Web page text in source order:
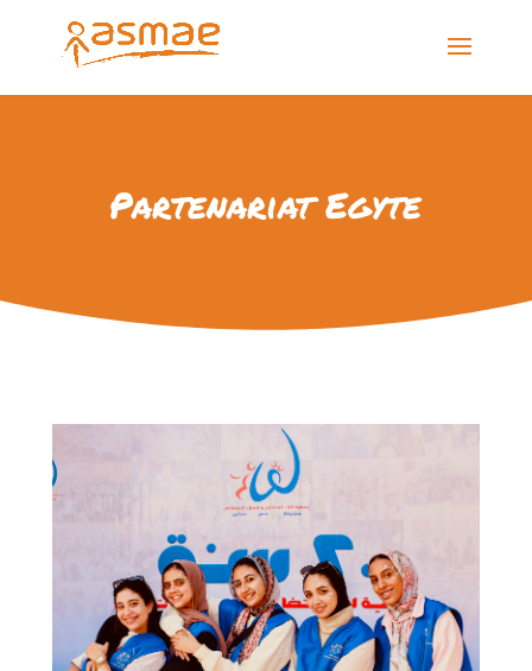
Partenariat Egyte